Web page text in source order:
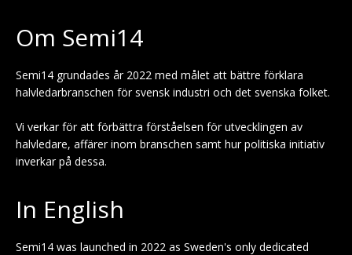
Om Semi14
Semi14 grundades år 2022 med målet att bättre förklara
halvledarbranschen för svensk industri och det svenska folket.
Vi verkar för att förbättra förståelsen för utvecklingen av
halvledare, affärer inom branschen samt hur politiska initiativ
inverkar på dessa.
In English
Semi14 was launched in 2022 as Sweden's only dedicated